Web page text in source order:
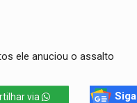
ele anuciou o assalto
via